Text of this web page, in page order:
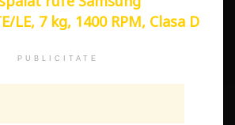
LE, 7 kg, 1400 RPM, Clasa D
PUBLICITATE